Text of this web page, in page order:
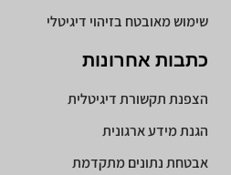
כתבות אחרונות
הצפנת תקשורת דיגיטלית
הגנת מידע ארגונית
אבטחת נתונים מתקדמת
שימוש מאובטח בזיהוי דיגיטלי